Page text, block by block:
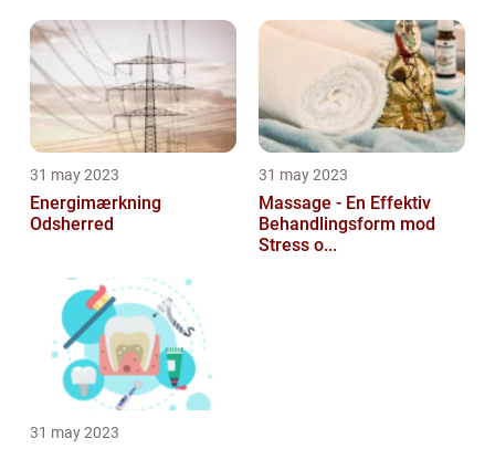
31 may 2023
Energimærkning
Odsherred
31 may 2023
Massage - En Effektiv
Behandlingsform mod
Stress o...
31 may 2023